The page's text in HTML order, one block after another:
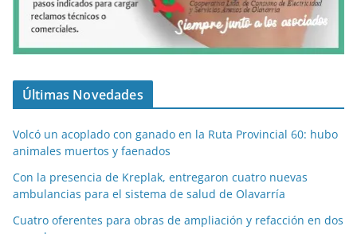
Últimas Novedades
Volcó un acoplado con ganado en la Ruta Provincial 60: hubo
animales muertos y faenados
Con la presencia de Kreplak, entregaron cuatro nuevas
ambulancias para el sistema de salud de Olavarría
Cuatro oferentes para obras de ampliación y refacción en dos